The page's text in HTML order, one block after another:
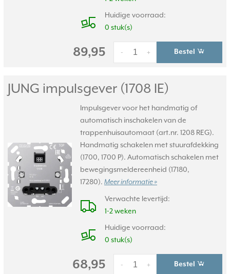
Huidige voorraad:
0 stuk(s)
89,95 +
- Bestel
JUNG impulsgever (1708 IE)
Impulsgever voor het handmatig of
automatisch inschakelen van de
trappenhuisautomaat (art.nr. 1208 REG).
Handmatig schakelen met stuurafdekking
(1700, 1700 P). Automatisch schakelen met
bewegingsmeldereenheid (17180,
17280). Meer informatie »
Verwachte levertijd:
1-2 weken
Huidige voorraad:
0 stuk(s)
68,95 +
- Bestel